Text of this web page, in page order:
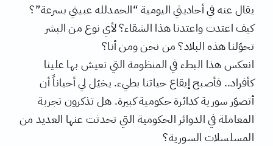
يقال عنه في أحاديثي اليومية “الحمدلله عبيتي بسرعة”؟
كيف اعتدت واعتدنا هذا الشقاء؟ لأي نوع من البشر
تحوّلنا هذه البلاد؟ من نحن ومن أنا؟
انعكس هذا البطء في المنظومة التي نعيش بها علينا
كأفراد.. فأصبح إيقاع حياتنا بطيء. يخيّل لي أحياناً أن
أتصوّر سورية كدائرة حكومية كبيرة. هل تذكرون تجربة
المعاملة في الدوائر الحكومية التي تحدثت عنها العديد من
المسلسلات السورية؟